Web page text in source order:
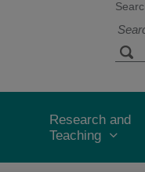
Research and
Teaching